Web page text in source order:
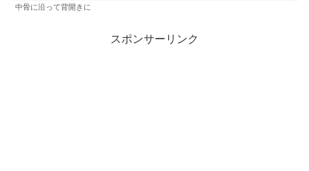
中骨に沿って背開きに
スポンサーリンク